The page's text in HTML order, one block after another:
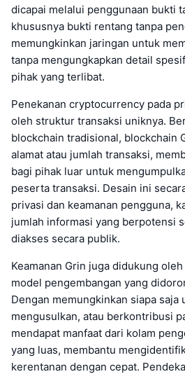
dicapai melalui penggunaan bukti
khususnya bukti rentang tanpa
memungkinkan jaringan untuk
tanpa mengungkapkan detail
pihak yang terlibat.
Penekanan cryptocurrency pada
oleh struktur transaksi uniknya.
blockchain tradisional, blockchain
alamat atau jumlah transaksi,
bagi pihak luar untuk
peserta transaksi. Desain ini
privasi dan keamanan pengguna,
jumlah informasi yang berpotensi
diakses secara publik.
Keamanan Grin juga didukung
model pengembangan yang
Dengan memungkinkan siapa saja
mengusulkan, atau berkontribusi
mendapat manfaat dari kolam
yang luas, membantu
kerentanan dengan cepat.